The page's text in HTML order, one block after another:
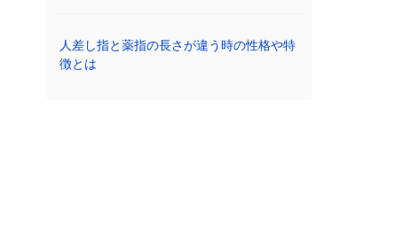
人差し指と薬指の長さが違う時の性格や特
徴とは